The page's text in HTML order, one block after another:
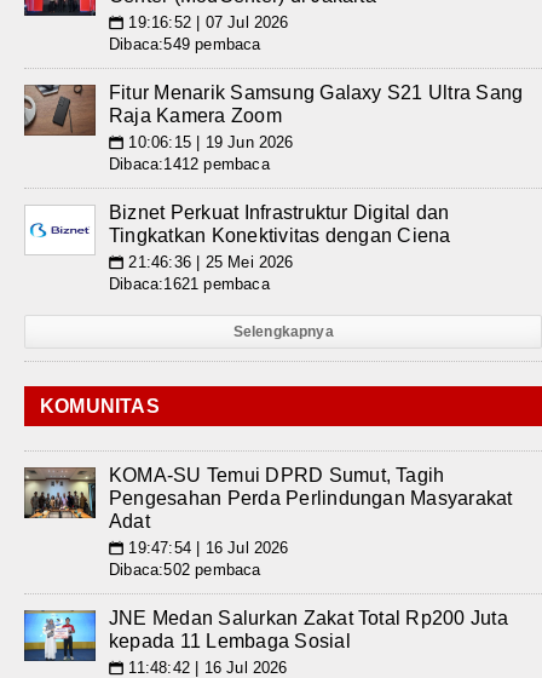
📅 19:16:52 | 07 Jul 2026
Dibaca:549 pembaca
Fitur Menarik Samsung Galaxy S21 Ultra Sang
Raja Kamera Zoom
📅 10:06:15 | 19 Jun 2026
Dibaca:1412 pembaca
Biznet Perkuat Infrastruktur Digital dan
Tingkatkan Konektivitas dengan Ciena
📅 21:46:36 | 25 Mei 2026
Dibaca:1621 pembaca
Selengkapnya
KOMUNITAS
KOMA-SU Temui DPRD Sumut, Tagih
Pengesahan Perda Perlindungan Masyarakat
Adat
📅 19:47:54 | 16 Jul 2026
Dibaca:502 pembaca
JNE Medan Salurkan Zakat Total Rp200 Juta
kepada 11 Lembaga Sosial
📅 11:48:42 | 16 Jul 2026